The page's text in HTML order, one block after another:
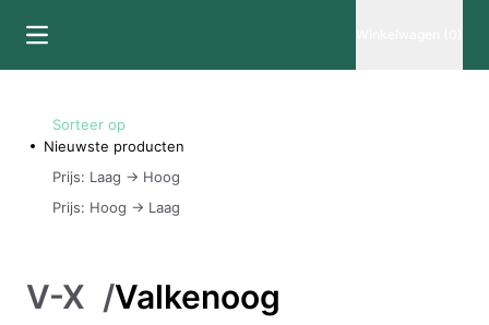
Sorteer op
Nieuwste producten
Prijs: Laag -> Hoog
Prijs: Hoog -> Laag
V-X /Valkenoog